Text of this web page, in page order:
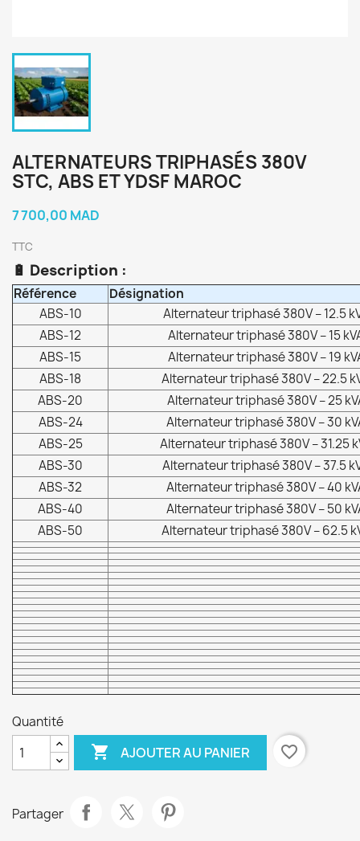
ALTERNATEURS TRIPHASÉS 380V
STC, ABS ET YDSF MAROC
7 700,00 MAD
TTC
🔋 Description :
Référence
Désignation
ABS-10
Alternateur triphasé 380V – 12.5
ABS-12
Alternateur triphasé 380V – 15
ABS-15
Alternateur triphasé 380V – 19
ABS-18
Alternateur triphasé 380V – 22.5
ABS-20
Alternateur triphasé 380V – 25
ABS-24
Alternateur triphasé 380V – 30
ABS-25
Alternateur triphasé 380V – 31.25
ABS-30
Alternateur triphasé 380V – 37.5
ABS-32
Alternateur triphasé 380V – 40
ABS-40
Alternateur triphasé 380V – 50
ABS-50
Alternateur triphasé 380V – 62.5
Quantité
 AJOUTER AU PANIER favorite_border
Partager